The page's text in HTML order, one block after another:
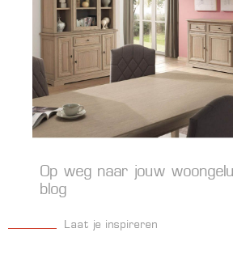
Op weg naar jouw
blog
Laat je inspireren